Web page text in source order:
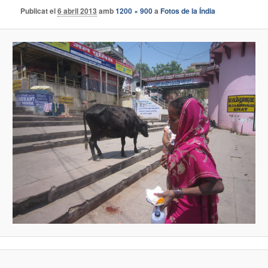
Publicat el6 abril 2013 amb1200 × 900aFotos de la Índia